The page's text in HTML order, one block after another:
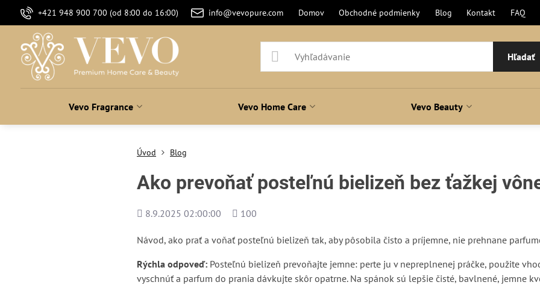
+421 948 900 700 (od 8:00 do 16:00) info@vevopure.com Domov Obchodné podmienky Blog Kontakt FAQ
Hľadať
Vevo Fragrance Vevo Home Care Vevo Beauty
Úvod Blog
Ako prevoňať posteľnú bielizeň bez ťažkej
Pridané
8.9.2025 02:00:00
Počet
100
Návod, ako prať a voňať posteľnú bielizeň tak, aby pôsobila čisto a príjemne, nie prehnane
Rýchla odpoveď:Posteľnú bielizeň prevoňajte jemne: perte ju v nepreplnenej práčke, použite
vyschnúť a parfum do prania dávkujte skôr opatrne. Na spánok sú lepšie čisté, bavlnené, jemne